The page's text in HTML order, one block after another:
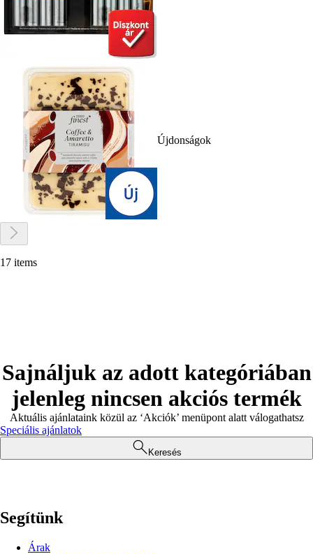
Újdonságok
17 items
Sajnáljuk az adott kategóriában
jelenleg nincsen akciós termék
Aktuális ajánlataink közül az ‘Akciók’ menüpont alatt válogathatsz
Speciális ajánlatok
Keresés
Segítünk
Árak